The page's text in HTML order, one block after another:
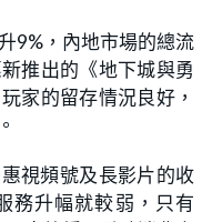
9%，內地市場的總流
推出的《地下城與勇
家的留存情況良好，
視頻號及長影片的收
務升幅就較弱，只有